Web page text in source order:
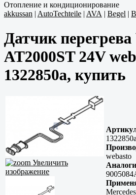
Отопление и кондиционирование
akkussan | AutoTechteile | AVA | Begel |
Датчик перегрева
AT2000ST 24V
1322850a, купить
Увеличить
изображение
1322850a
webasto